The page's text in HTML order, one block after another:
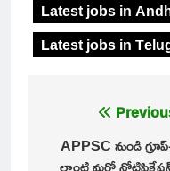
Latest jobs in
Latest jobs in
navigation
APPSC నుండి